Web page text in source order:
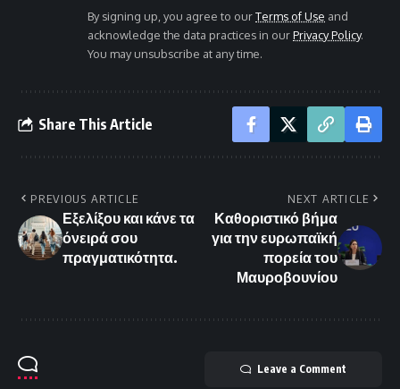
By signing up, you agree to ourTerms of Use and
acknowledge the data practices in ourPrivacy Policy.
You may unsubscribe at any time.
Share This Article
PREVIOUS ARTICLE
Εξελίξου και κάνε τα
όνειρά σου
πραγματικότητα.
NEXT ARTICLE
Καθοριστικό βήμα
για την ευρωπαϊκή
πορεία του
Μαυροβουνίου
Leave a Comment